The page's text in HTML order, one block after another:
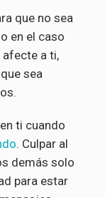
que no sea
en el caso
a ti,
sea
ti cuando
. Culpar al
demás solo
para estar